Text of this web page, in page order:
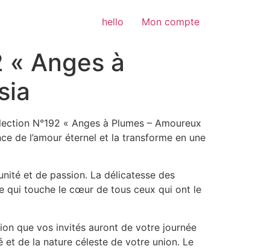
hello Mon compte
« Anges à
N°192 « Anges à Plumes – Amoureux
de l’amour éternel et la transforme en une
et de passion. La délicatesse des
qui touche le cœur de tous ceux qui ont le
que vos invités auront de votre journée
et de la nature céleste de votre union. Le